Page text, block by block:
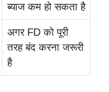
ब्याज कम हो सकता है
अगर FD को पूरी
तरह बंद करना जरूरी
है